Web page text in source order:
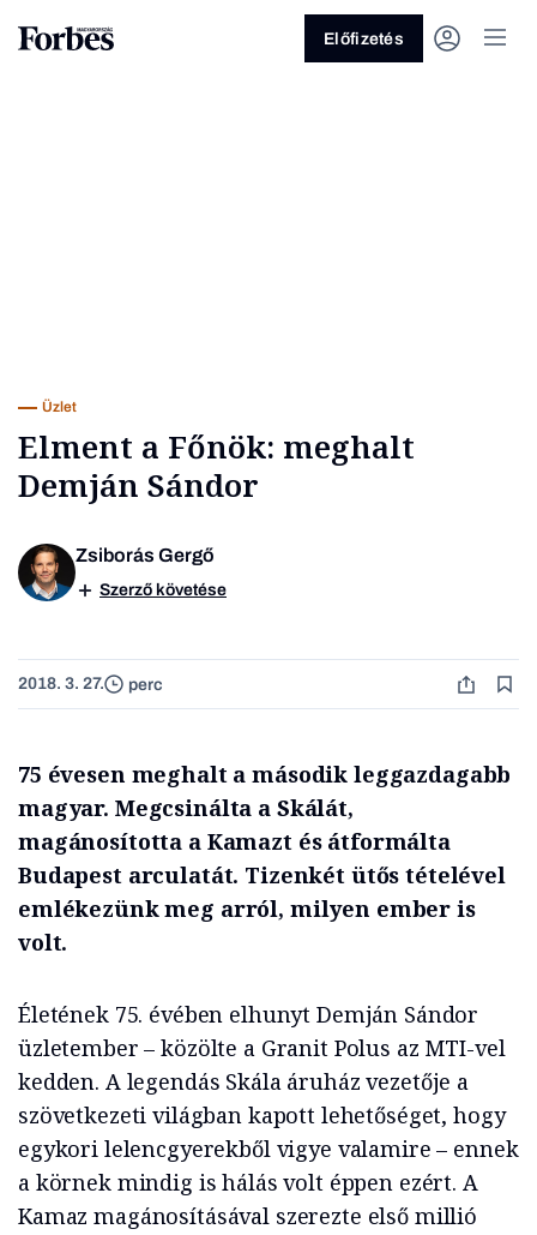
Előfizetés
Üzlet
Elment a Főnök: meghalt
Demján Sándor
Zsiborás Gergő
Szerző követése
2018. 3. 27. perc
75 évesen meghalt a második leggazdagabb
magyar. Megcsinálta a Skálát,
magánosította a Kamazt és átformálta
Budapest arculatát. Tizenkét ütős tételével
emlékezünk meg arról, milyen ember is
volt.
Életének 75. évében elhunyt Demján Sándor
üzletember – közölte a Granit Polus az MTI-vel
kedden. A legendás Skála áruház vezetője a
szövetkezeti világban kapott lehetőséget, hogy
egykori lelencgyerekből vigye valamire – ennek
a körnek mindig is hálás volt éppen ezért. A
Kamaz magánosításával szerezte első millió